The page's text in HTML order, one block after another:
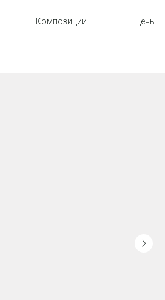
Композиции Цены